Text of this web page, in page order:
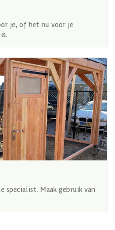
je, of het nu voor je
specialist. Maak gebruik van